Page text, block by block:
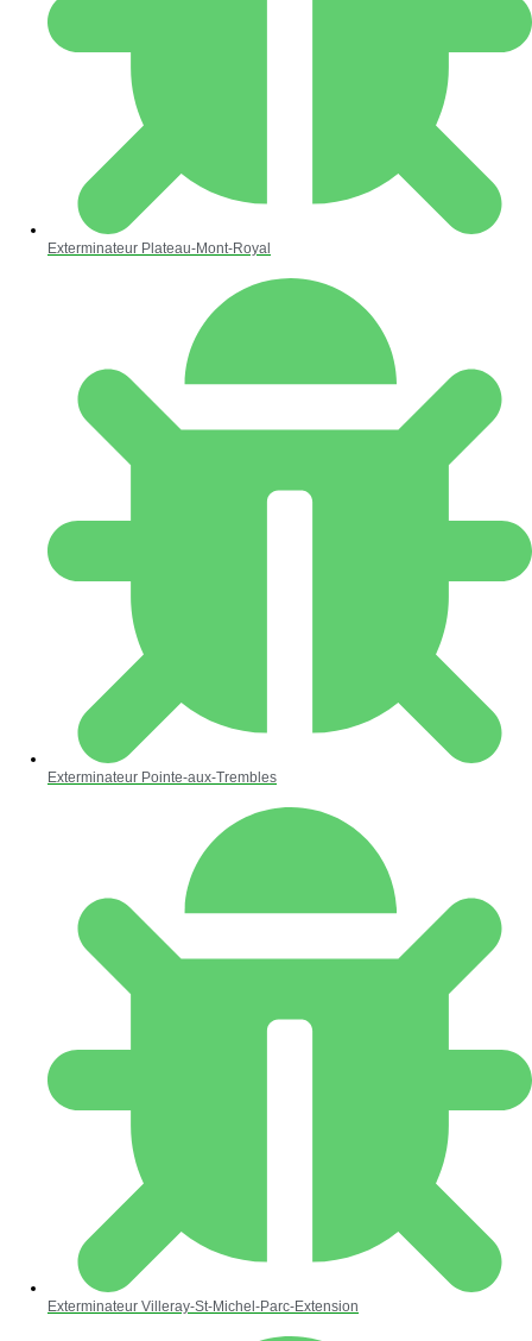
Exterminateur Plateau-Mont-Royal
Exterminateur Pointe-aux-Trembles
Exterminateur Villeray-St-Michel-Parc-Extension